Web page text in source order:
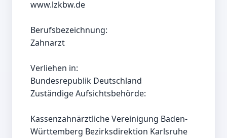
www.lzkbw.de
Berufsbezeichnung:
Zahnarzt
Verliehen in:
Bundesrepublik Deutschland
Zuständige Aufsichtsbehörde:
Kassenzahnärztliche Vereinigung Baden-
Württemberg Bezirksdirektion Karlsruhe